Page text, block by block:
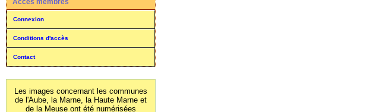
Accès membres
Connexion
Conditions d'accès
Contact
Les images concernant les communes
de l'Aube, la Marne, la Haute Marne et
de la Meuse ont été numérisées